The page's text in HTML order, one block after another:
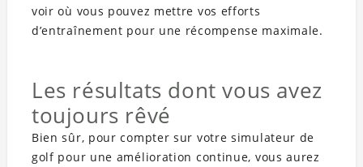
voir où vous pouvez mettre vos efforts
d’entraînement pour une récompense maximale.
Les résultats dont vous avez
toujours rêvé
Bien sûr, pour compter sur votre simulateur de
golf pour une amélioration continue, vous aurez